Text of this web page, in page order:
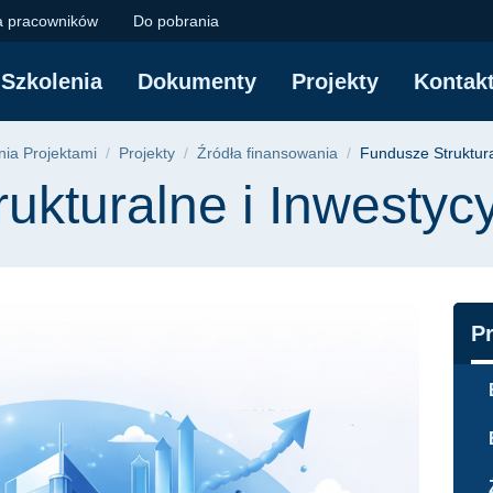
i Inwestycyjne |
pracowników Do pobrania
Szkolenia Dokumenty Projekty
Projektami Projekty Źródła finansowania Fundusze
i